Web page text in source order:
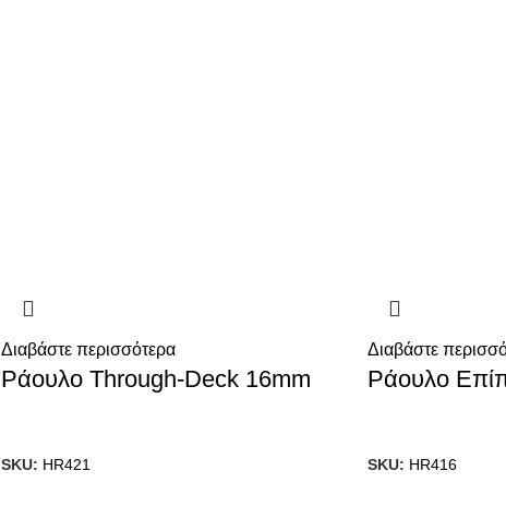
Διαβάστε περισσότερα
Ράουλο Through-Deck 16mm
SKU: HR421
Διαβάστε
Ράουλο
SKU: HR416